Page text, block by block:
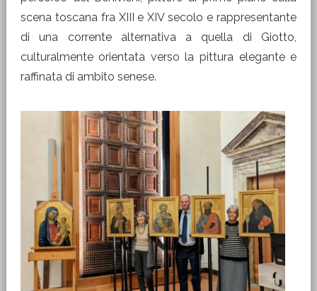
scena toscana fra XIII e XIV secolo e rappresentante
di una corrente alternativa a quella di Giotto,
culturalmente orientata verso la pittura elegante e
raffinata di ambito senese.